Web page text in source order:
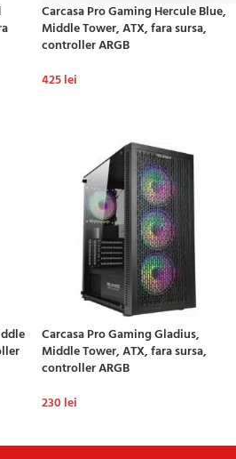
Carcasa Pro Gaming Hercule Blue,
Middle Tower, ATX, fara sursa,
controller ARGB
425lei
Carcasa Pro Gaming Gladius,
Middle Tower, ATX, fara sursa,
controller ARGB
230 lei